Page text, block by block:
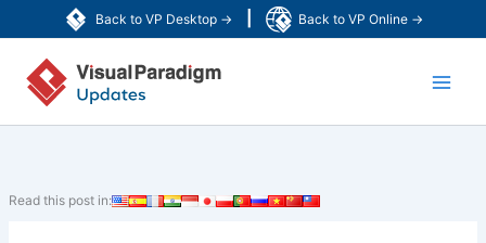
Back to VP Desktop → Back to VP Online →
Inhalt
springen
Read this post in: